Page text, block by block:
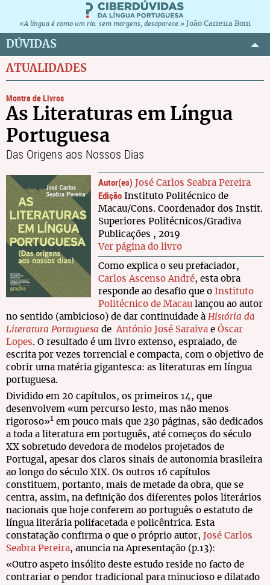
«A língua é como um rio: sem margens, desaparece.» João Carreira Bom
DÚVIDAS
ATUALIDADES
Montra de Livros
As Literaturas em Língua
Portuguesa
Das Origens aos Nossos Dias
Autor(es) José Carlos Seabra Pereira
Edição Instituto Politécnico de
Macau/Cons. Coordenador dos Instit.
Superiores Politécnicos/Gradiva
Publicações , 2019
Ver página do livro
Como explica o seu prefaciador,
Carlos Ascenso André, esta obra
responde ao desafio que o Instituto
Politécnico de Macau lançou ao autor
no sentido (ambicioso) de dar continuidade à História da
Literatura Portuguesa deAntónio José Saraiva e Óscar
Lopes. O resultado é um livro extenso, espraiado, de
escrita por vezes torrencial e compacta, com o objetivo de
cobrir uma matéria gigantesca: as literaturas em língua
portuguesa.
Dividido em 20 capítulos, os primeiros 14, que
desenvolvem «um percurso lesto, mas não menos
rigoroso»1 em pouco mais que 230 páginas, são dedicados
a toda a literatura em português, até começos do século
XX sobretudo devedora de modelos projetados de
Portugal, apesar dos claros sinais de autonomia brasileira
ao longo do século XIX. Os outros 16 capítulos
constituem, portanto, mais de metade da obra, que se
centra, assim, na definição dos diferentes polos literários
nacionais que hoje conferem ao português o estatuto de
língua literária polifacetada e policêntrica. Esta
constatação confirma o que o próprio autor, José Carlos
Seabra Pereira, anuncia na Apresentação (p.13):
«Outro aspeto insólito deste estudo reside no facto de
contrariar o pendor tradicional para minucioso e dilatado